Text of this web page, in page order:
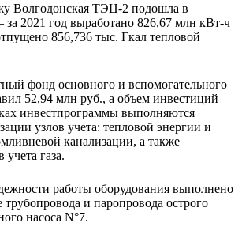
Волгодонская ТЭЦ-2 подошла в
2021 год выработано 826,67 млн кВт-ч
856,736 тыс. Гкал тепловой
фонд основного и вспомогательного
52,94 млн руб., а объем инвестиций —
инвестпрограммы выполняются
узлов учета: тепловой энергии и
канализации, а также
учета газа.
работы оборудования выполнено
трубопровода и паропровода острого
насоса N°7.